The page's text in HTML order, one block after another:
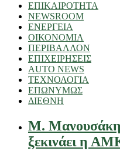
ΕΠΙΚΑΙΡΟΤΗΤΑ
NEWSROOM
ΕΝΕΡΓΕΙΑ
ΟΙΚΟΝΟΜΙΑ
ΠΕΡΙΒΑΛΛΟΝ
ΕΠΙΧΕΙΡΗΣΕΙΣ
AUTO NEWS
ΤΕΧΝΟΛΟΓΙΑ
ΕΠΩΝΥΜΩΣ
ΔΙΕΘΝΗ
Μ.
ξεκινάει η